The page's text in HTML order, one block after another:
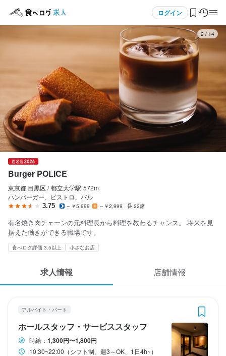
ログイン
ログイン・無料会員登録
食べログ求人TOP
求人検索
マイページ管理
閲覧履歴
気になる求人
検索履歴・保存した条件
応募履歴
WEB履歴書
スカウト・メルマガ受信設定
掲載をご検討の店舗様へ
食べログ求人PRESS
3 / 14
Burger POLICE
東京都 目黒区 / 都立大学駅 572m
ハンバーガー、ビストロ、バル
3.75 ～￥5,999 ～￥2,999 22席
有名焼き肉チェーンの元料理長から料理を教わるチャンス。 将来を見
据えた働きができる職場です。
食べログ評価 3.5以上 小さなお店
求人情報 店舗情報
アルバイト・パート
ホールスタッフ・サービススタッフ
時給： 1,300円〜1,800円
10:30~22:00（シフト制、週3～OK、1日4h~）
ホールスタッフ・サービススタッフ
ホールスタッフ・サービススタッフ
時給1,300円〜1,800円
昇給あり 交通費支給
応募画面へ進む
調理補助・調理見習い
調理補助・調理見習い
時給1,300円〜1,700円
交通費支給
応募画面へ進む